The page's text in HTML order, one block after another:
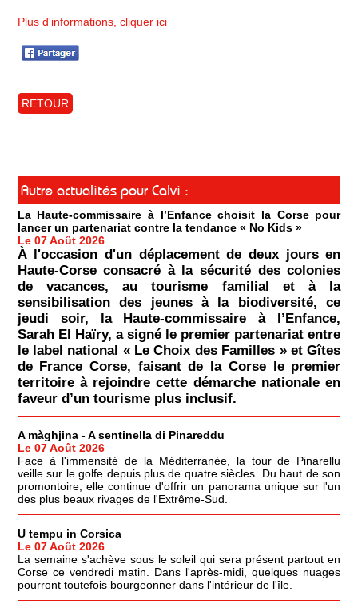
Plus d'informations, cliquer ici
RETOUR
Autre actualités pour Calvi :
La Haute-commissaire à l’Enfance choisit la Corse pour
lancer un partenariat contre la tendance « No Kids »
Le 07 Août 2026
À l'occasion d'un déplacement de deux jours en
Haute-Corse consacré à la sécurité des colonies
de vacances, au tourisme familial et à la
sensibilisation des jeunes à la biodiversité, ce
jeudi soir, la Haute-commissaire à l’Enfance,
Sarah El Haïry, a signé le premier partenariat entre
le label national « Le Choix des Familles » et Gîtes
de France Corse, faisant de la Corse le premier
territoire à rejoindre cette démarche nationale en
faveur d’un tourisme plus inclusif.
A màghjina - A sentinella di Pinareddu
Le 07 Août 2026
Face à l'immensité de la Méditerranée, la tour de Pinarellu
veille sur le golfe depuis plus de quatre siècles. Du haut de son
promontoire, elle continue d'offrir un panorama unique sur l'un
des plus beaux rivages de l'Extrême-Sud.
U tempu in Corsica
Le 07 Août 2026
La semaine s'achève sous le soleil qui sera présent partout en
Corse ce vendredi matin. Dans l'après-midi, quelques nuages
pourront toutefois bourgeonner dans l'intérieur de l'île.